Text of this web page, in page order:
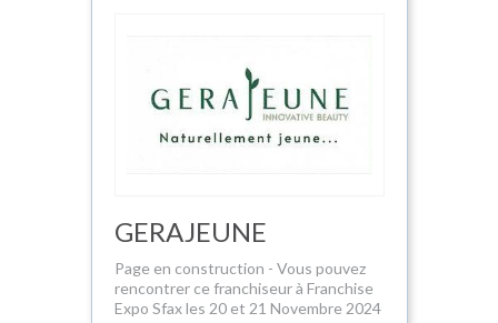
GERAJEUNE
Page en construction - Vous pouvez
rencontrer ce franchiseur à Franchise
Expo Sfax les 20 et 21 Novembre 2024